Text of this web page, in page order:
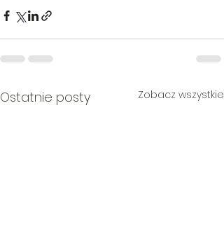
Ostatnie posty Zobacz wszystkie